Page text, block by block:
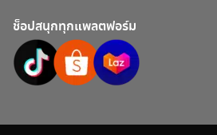
ช็อปสนุกทุกแพลตฟอร์ม